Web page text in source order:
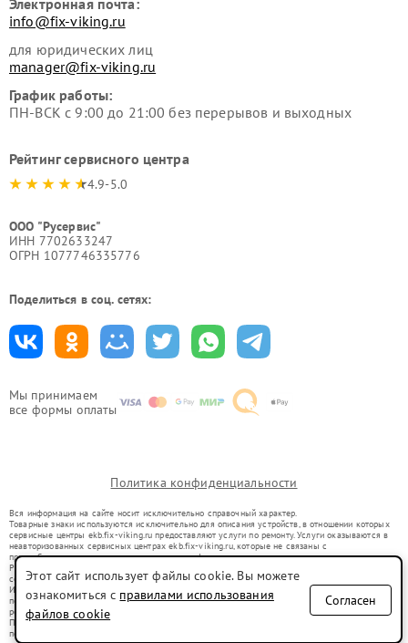
Мы принимаем
все формы оплаты
Электронная почта:
info@fix-viking.ru
для юридических лиц
manager@fix-viking.ru
График работы:
ПН-ВСК с 9:00 до 21:00 без перерывов и выходных
Рейтинг сервисного центра
4.9-5.0
ООО "Русервис"
ИНН 7702633247
ОГРН 1077746335776
Поделиться в соц. сетях:
Политика конфиденциальности
Вся информация на сайте носит исключительно справочный характер.
Товарные знаки используются исключительно для описания устройств, в отношении которых
сервисные центры ekb.fix-viking.ru предоставляют услуги по ремонту. Услуги оказываются в
неавторизованных сервисных центрах ekb.fix-viking.ru, которые не связаны с
правообладателями товарных знаков или их официальными представителями.
Ремонт осуществляется для устройств, уже введенных в гражданский оборот в соответствии
со статьей 1487 ГК РФ.
Использование товарных знаков не преследует цели индивидуализации услуг или введения
потребителей в заблуждение, а служит для информирования о предоставляемых услугах по
ремонту техники указанных брендов.
Представленная на сайте информация не является публичной офертой, определяемой
положениями Статьи 437(2) Гражданского кодекса РФ
Этот сайт использует файлы cookie. Вы можете
ознакомиться с правилами использования
файлов cookie
Согласен